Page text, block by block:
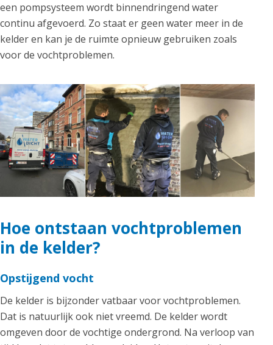
een pompsysteem wordt binnendringend water
continu afgevoerd. Zo staat er geen water meer in de
kelder en kan je de ruimte opnieuw gebruiken zoals
voor de vochtproblemen.
Hoe ontstaan vochtproblemen
in de kelder?
Opstijgend vocht
De kelder is bijzonder vatbaar voor vochtproblemen.
Dat is natuurlijk ook niet vreemd. De kelder wordt
omgeven door de vochtige ondergrond. Na verloop van